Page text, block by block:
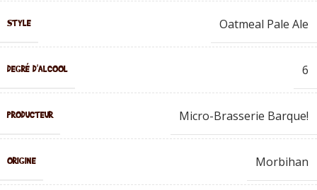
STYLE Oatmeal Pale Ale
DEGRÉ D'ALCOOL 6
PRODUCTEUR Micro-Brasserie Barque!
ORIGINE Morbihan